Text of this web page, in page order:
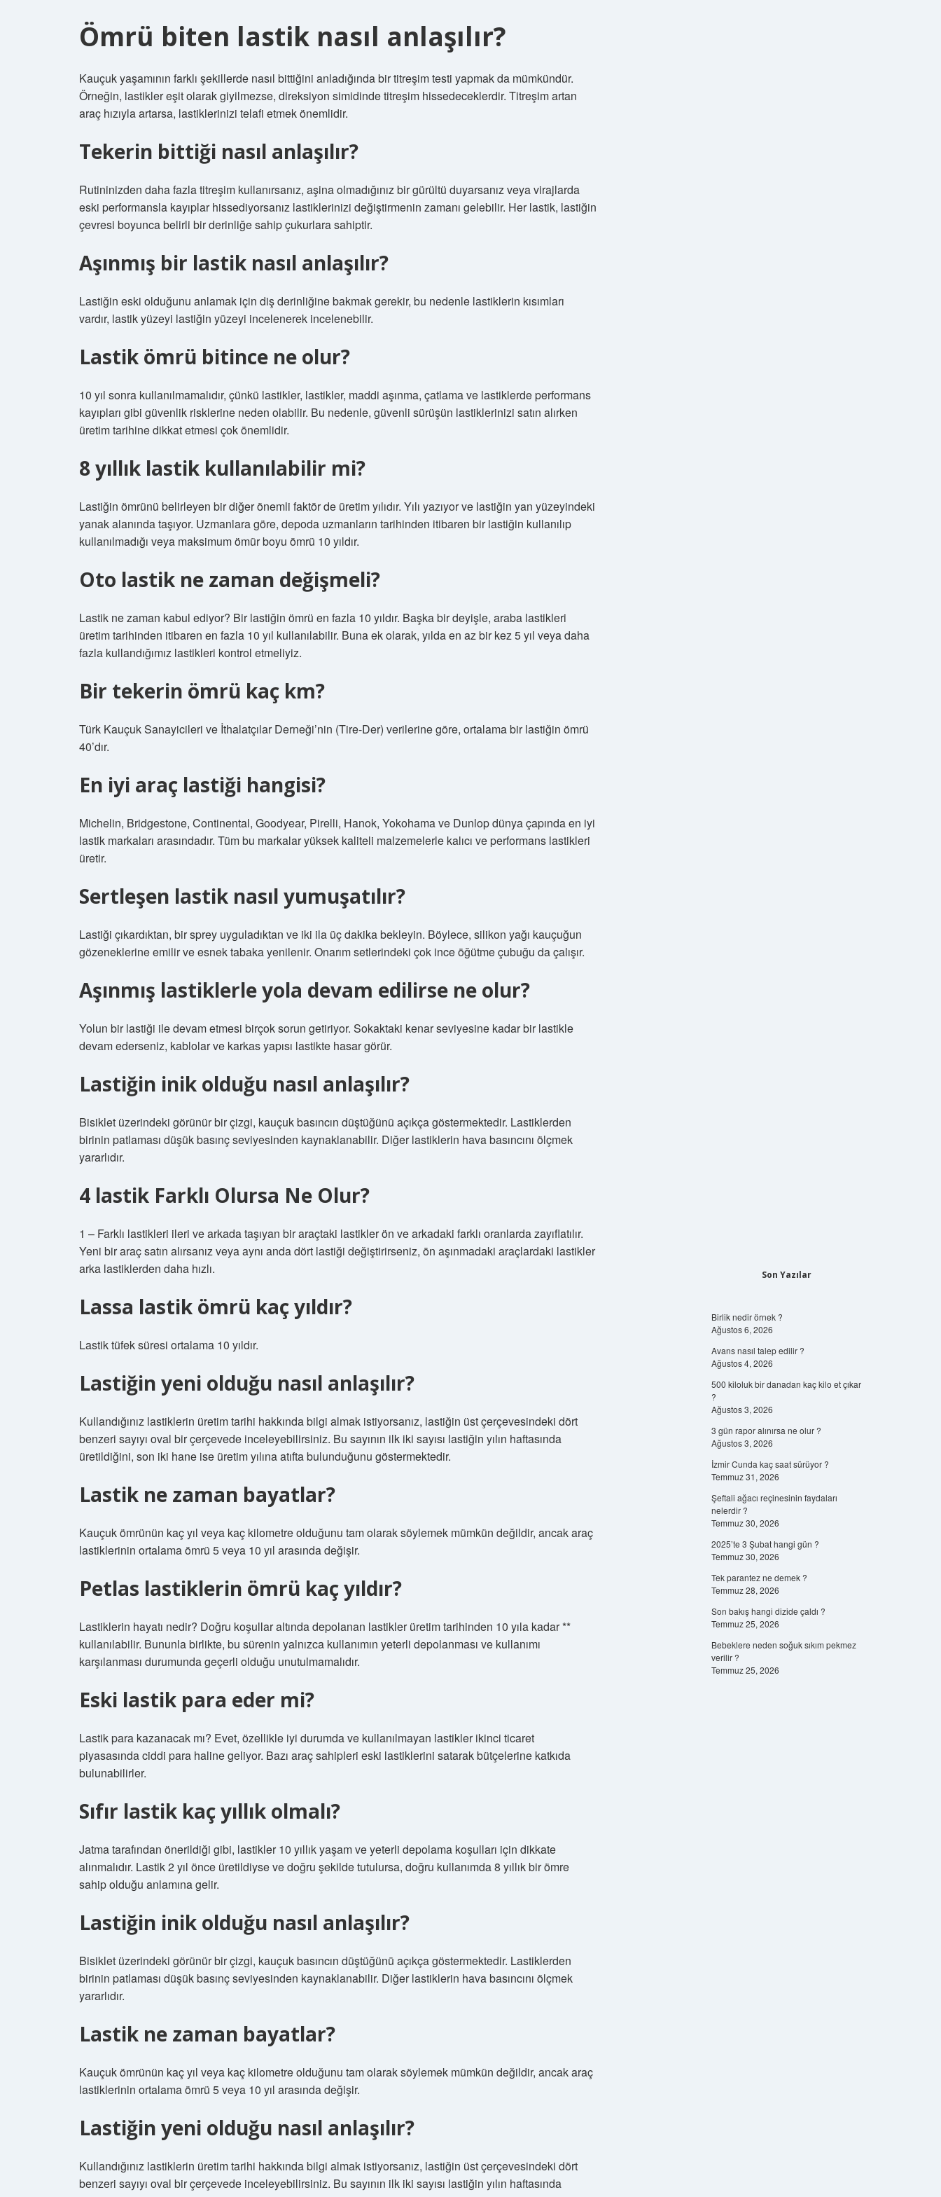
Ömrü biten lastik nasıl anlaşılır?
Kauçuk yaşamının farklı şekillerde nasıl bittiğini anladığında bir titreşim testi yapmak da mümkündür.
Örneğin, lastikler eşit olarak giyilmezse, direksiyon simidinde titreşim hissedeceklerdir. Titreşim artan
araç hızıyla artarsa, lastiklerinizi telafi etmek önemlidir.
Tekerin bittiği nasıl anlaşılır?
Rutininizden daha fazla titreşim kullanırsanız, aşina olmadığınız bir gürültü duyarsanız veya virajlarda
eski performansla kayıplar hissediyorsanız lastiklerinizi değiştirmenin zamanı gelebilir. Her lastik, lastiğin
çevresi boyunca belirli bir derinliğe sahip çukurlara sahiptir.
Aşınmış bir lastik nasıl anlaşılır?
Lastiğin eski olduğunu anlamak için diş derinliğine bakmak gerekir, bu nedenle lastiklerin kısımları
vardır, lastik yüzeyi lastiğin yüzeyi incelenerek incelenebilir.
Lastik ömrü bitince ne olur?
10 yıl sonra kullanılmamalıdır, çünkü lastikler, lastikler, maddi aşınma, çatlama ve lastiklerde performans
kayıpları gibi güvenlik risklerine neden olabilir. Bu nedenle, güvenli sürüşün lastiklerinizi satın alırken
üretim tarihine dikkat etmesi çok önemlidir.
8 yıllık lastik kullanılabilir mi?
Lastiğin ömrünü belirleyen bir diğer önemli faktör de üretim yılıdır. Yılı yazıyor ve lastiğin yan yüzeyindeki
yanak alanında taşıyor. Uzmanlara göre, depoda uzmanların tarihinden itibaren bir lastiğin kullanılıp
kullanılmadığı veya maksimum ömür boyu ömrü 10 yıldır.
Oto lastik ne zaman değişmeli?
Lastik ne zaman kabul ediyor? Bir lastiğin ömrü en fazla 10 yıldır. Başka bir deyişle, araba lastikleri
üretim tarihinden itibaren en fazla 10 yıl kullanılabilir. Buna ek olarak, yılda en az bir kez 5 yıl veya daha
fazla kullandığımız lastikleri kontrol etmeliyiz.
Bir tekerin ömrü kaç km?
Türk Kauçuk Sanayicileri ve İthalatçılar Derneği’nin (Tire-Der) verilerine göre, ortalama bir lastiğin ömrü
40’dır.
En iyi araç lastiği hangisi?
Michelin, Bridgestone, Continental, Goodyear, Pirelli, Hanok, Yokohama ve Dunlop dünya çapında en iyi
lastik markaları arasındadır. Tüm bu markalar yüksek kaliteli malzemelerle kalıcı ve performans lastikleri
üretir.
Sertleşen lastik nasıl yumuşatılır?
Lastiği çıkardıktan, bir sprey uyguladıktan ve iki ila üç dakika bekleyin. Böylece, silikon yağı kauçuğun
gözeneklerine emilir ve esnek tabaka yenilenir. Onarım setlerindeki çok ince öğütme çubuğu da çalışır.
Aşınmış lastiklerle yola devam edilirse ne olur?
Yolun bir lastiği ile devam etmesi birçok sorun getiriyor. Sokaktaki kenar seviyesine kadar bir lastikle
devam ederseniz, kablolar ve karkas yapısı lastikte hasar görür.
Lastiğin inik olduğu nasıl anlaşılır?
Bisiklet üzerindeki görünür bir çizgi, kauçuk basıncın düştüğünü açıkça göstermektedir. Lastiklerden
birinin patlaması düşük basınç seviyesinden kaynaklanabilir. Diğer lastiklerin hava basıncını ölçmek
yararlıdır.
4 lastik Farklı Olursa Ne Olur?
1 – Farklı lastikleri ileri ve arkada taşıyan bir araçtaki lastikler ön ve arkadaki farklı oranlarda zayıflatılır.
Yeni bir araç satın alırsanız veya aynı anda dört lastiği değiştirirseniz, ön aşınmadaki araçlardaki lastikler
arka lastiklerden daha hızlı.
Lassa lastik ömrü kaç yıldır?
Lastik tüfek süresi ortalama 10 yıldır.
Lastiğin yeni olduğu nasıl anlaşılır?
Kullandığınız lastiklerin üretim tarihi hakkında bilgi almak istiyorsanız, lastiğin üst çerçevesindeki dört
benzeri sayıyı oval bir çerçevede inceleyebilirsiniz. Bu sayının ilk iki sayısı lastiğin yılın haftasında
üretildiğini, son iki hane ise üretim yılına atıfta bulunduğunu göstermektedir.
Lastik ne zaman bayatlar?
Kauçuk ömrünün kaç yıl veya kaç kilometre olduğunu tam olarak söylemek mümkün değildir, ancak araç
lastiklerinin ortalama ömrü 5 veya 10 yıl arasında değişir.
Petlas lastiklerin ömrü kaç yıldır?
Lastiklerin hayatı nedir? Doğru koşullar altında depolanan lastikler üretim tarihinden 10 yıla kadar **
kullanılabilir. Bununla birlikte, bu sürenin yalnızca kullanımın yeterli depolanması ve kullanımı
karşılanması durumunda geçerli olduğu unutulmamalıdır.
Eski lastik para eder mi?
Lastik para kazanacak mı? Evet, özellikle iyi durumda ve kullanılmayan lastikler ikinci ticaret
piyasasında ciddi para haline geliyor. Bazı araç sahipleri eski lastiklerini satarak bütçelerine katkıda
bulunabilirler.
Sıfır lastik kaç yıllık olmalı?
Jatma tarafından önerildiği gibi, lastikler 10 yıllık yaşam ve yeterli depolama koşulları için dikkate
alınmalıdır. Lastik 2 yıl önce üretildiyse ve doğru şekilde tutulursa, doğru kullanımda 8 yıllık bir ömre
sahip olduğu anlamına gelir.
Lastiğin inik olduğu nasıl anlaşılır?
Bisiklet üzerindeki görünür bir çizgi, kauçuk basıncın düştüğünü açıkça göstermektedir. Lastiklerden
birinin patlaması düşük basınç seviyesinden kaynaklanabilir. Diğer lastiklerin hava basıncını ölçmek
yararlıdır.
Lastik ne zaman bayatlar?
Kauçuk ömrünün kaç yıl veya kaç kilometre olduğunu tam olarak söylemek mümkün değildir, ancak araç
lastiklerinin ortalama ömrü 5 veya 10 yıl arasında değişir.
Lastiğin yeni olduğu nasıl anlaşılır?
Kullandığınız lastiklerin üretim tarihi hakkında bilgi almak istiyorsanız, lastiğin üst çerçevesindeki dört
benzeri sayıyı oval bir çerçevede inceleyebilirsiniz. Bu sayının ilk iki sayısı lastiğin yılın haftasında
Son Yazılar
Birlik nedir örnek ?
Ağustos 6, 2026
Avans nasıl talep edilir ?
Ağustos 4, 2026
500 kiloluk bir danadan kaç kilo et çıkar
?
Ağustos 3, 2026
3 gün rapor alınırsa ne olur ?
Ağustos 3, 2026
İzmir Cunda kaç saat sürüyor ?
Temmuz 31, 2026
Şeftali ağacı reçinesinin faydaları
nelerdir ?
Temmuz 30, 2026
2025’te 3 Şubat hangi gün ?
Temmuz 30, 2026
Tek parantez ne demek ?
Temmuz 28, 2026
Son bakış hangi dizide çaldı ?
Temmuz 25, 2026
Bebeklere neden soğuk sıkım pekmez
verilir ?
Temmuz 25, 2026